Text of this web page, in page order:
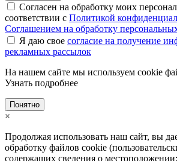
Согласен на обработку моих
соответствии с Политикой
Соглашением на обработку
Я даю свое согласие на получение
рекламных рассылок
На нашем сайте мы используем cookie
Узнать подробнее
Понятно
×
Продолжая использовать наш сайт, вы
обработку файлов cookie
содержащих сведения о